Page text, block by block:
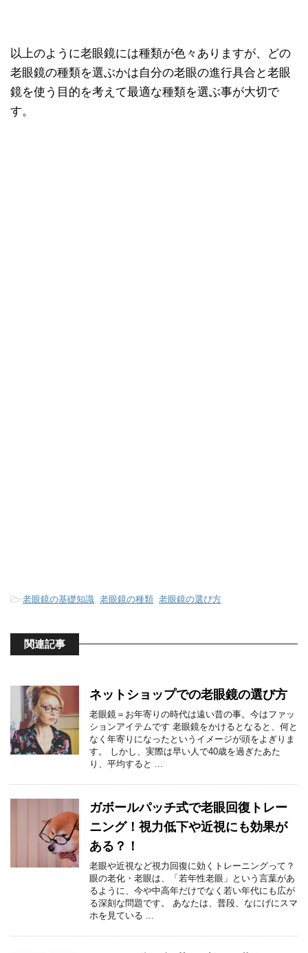
以上のように老眼鏡には種類が色々ありますが、どの
老眼鏡の種類を選ぶかは自分の老眼の進行具合と老眼
鏡を使う目的を考えて最適な種類を選ぶ事が大切で
す。
-老眼鏡の基礎知識, 老眼鏡の種類, 老眼鏡の選び方
関連記事
ネットショップでの老眼鏡の選び方
老眼鏡＝お年寄りの時代は遠い昔の事。今はファッ
ションアイテムです 老眼鏡をかけるとなると、何と
なく年寄りになったというイメージが頭をよぎりま
す。 しかし、実際は早い人で40歳を過ぎたあた
り、平均すると ...
ガボールパッチ式で老眼回復トレー
ニング！視力低下や近視にも効果が
ある？！
老眼や近視など視力回復に効くトレーニングって？
眼の老化・老眼は、「若年性老眼」という言葉があ
るように、今や中高年だけでなく若い年代にも広が
る深刻な問題です。 あなたは、普段、なにげにスマ
ホを見ている ...